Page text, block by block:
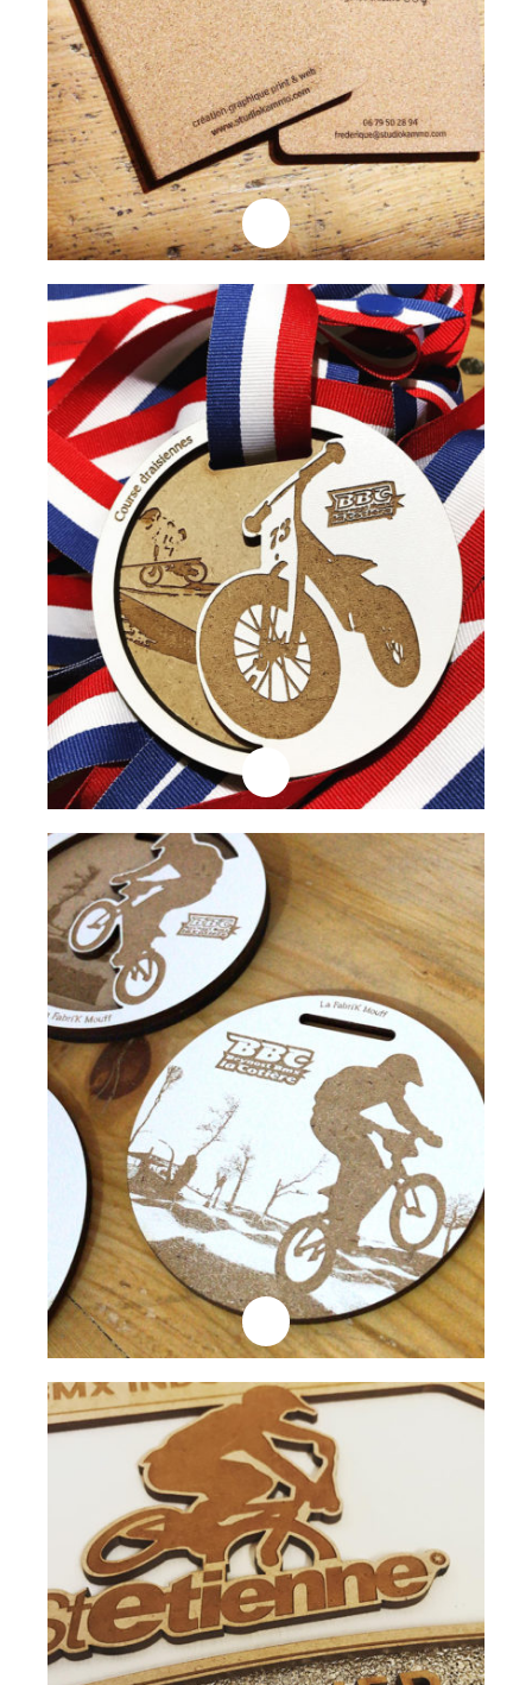
Lire la suite
Lire la suite
Professionnels
Medaille Draisienne
Lire la suite
Professionnels
Médaille Laqué Blanc
Professionnels
Plaque Trophée